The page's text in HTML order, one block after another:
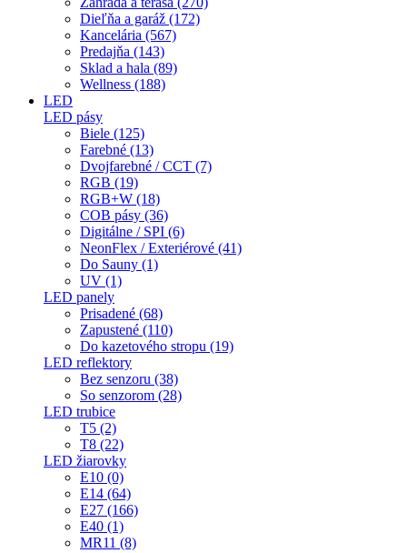
Dieľňa a garáž (172)
Kancelária (567)
Predajňa (143)
Sklad a hala (89)
Wellness (188)
LED
LED pásy
Biele (125)
Farebné (13)
Dvojfarebné / CCT (7)
RGB (19)
RGB+W (18)
COB pásy (36)
Digitálne / SPI (6)
NeonFlex / Exteriérové (41)
Do Sauny (1)
UV (1)
LED panely
Prisadené (68)
Zapustené (110)
Do kazetového stropu (19)
LED reflektory
Bez senzoru (38)
So senzorom (28)
LED trubice
T5 (2)
T8 (22)
LED žiarovky
E10 (0)
E14 (64)
E27 (166)
E40 (1)
MR11 (8)